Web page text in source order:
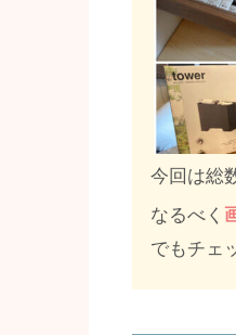
今回は総
なるべく
でもチェ